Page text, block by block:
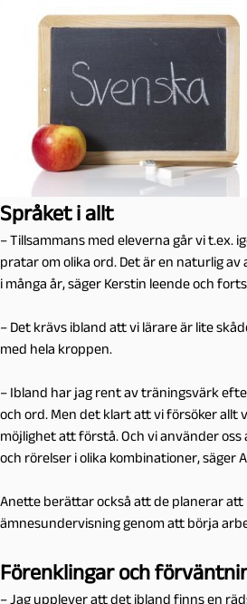
Språket i allt
– Tillsammans med eleverna går vi t.ex.
pratar om olika ord. Det är en naturlig
i många år, säger Kerstin leende och
– Det krävs ibland att vi lärare är lite
med hela kroppen.
– Ibland har jag rent av träningsvärk
och ord. Men det klart att vi försöker allt
möjlighet att förstå. Och vi använder
och rörelser i olika kombinationer, säger
Anette berättar också att de planerar att
ämnesundervisning genom att börja
Förenklingar och
– Jag upplever att det ibland finns en